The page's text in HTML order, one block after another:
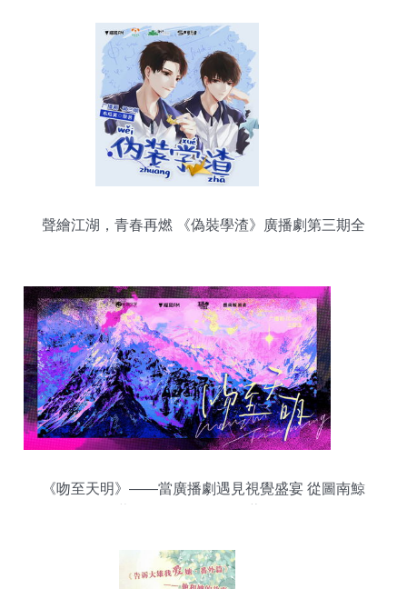
聲繪江湖，青春再燃 《偽裝學渣》廣播劇第三期全
《吻至天明》——當廣播劇遇見視覺盛宴 從圖南鯨